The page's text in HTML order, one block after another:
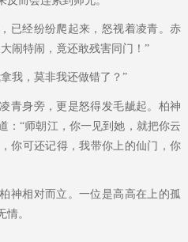
已经纷纷爬起来，怒视着凌青。赤
闹特闹，竟还敢残害同门！”
我，莫非我还做错了？”
青身旁，更是怒得发毛龇起。柏神
：“师朝江，你一见到她，就把你云
你可还记得，我带你上的仙门，你
神相对而立。一位是高高在上的孤
。